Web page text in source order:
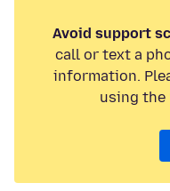
Avoid support
call or text a
information.
using the